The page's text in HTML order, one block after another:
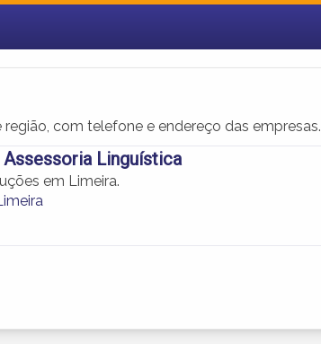
região, com telefone e endereço das empresas.
Linguística
em Limeira.